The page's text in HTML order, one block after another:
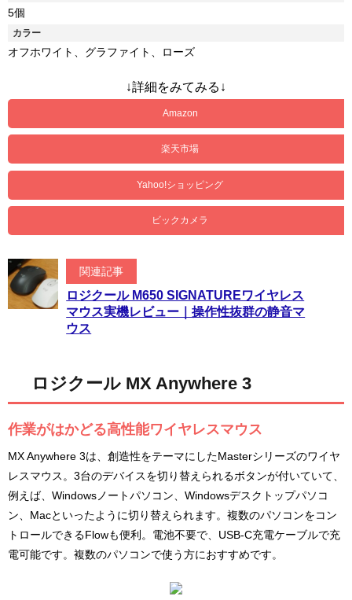
5個
カラー
オフホワイト、グラファイト、ローズ
↓詳細をみてみる↓
Amazon
楽天市場
Yahoo!ショッピング
ビックカメラ
関連記事
ロジクール M650 SIGNATUREワイヤレス
マウス実機レビュー｜操作性抜群の静音マ
ウス
ロジクール MX Anywhere 3
作業がはかどる高性能ワイヤレスマウス
MX Anywhere 3は、創造性をテーマにしたMasterシリーズのワイヤ
レスマウス。3台のデバイスを切り替えられるボタンが付いていて、
例えば、Windowsノートパソコン、Windowsデスクトップパソコ
ン、Macといったように切り替えられます。複数のパソコンをコン
トロールできるFlowも便利。電池不要で、USB-C充電ケーブルで充
電可能です。複数のパソコンで使う方におすすめです。